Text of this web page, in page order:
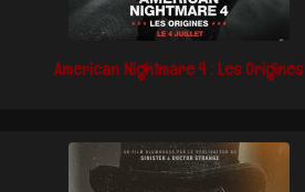
American Nightmare 4 : Les Origines